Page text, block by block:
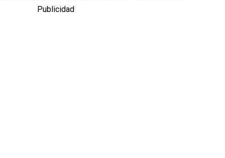
Publicidad